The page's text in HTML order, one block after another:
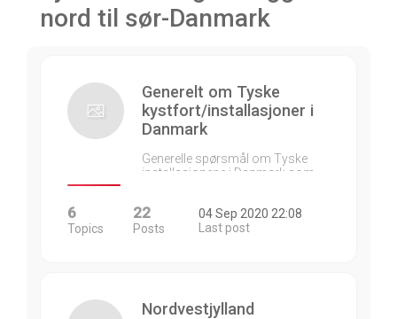
nord til sør-Danmark
Generelt om Tyske
kystfort/installasjoner i
Danmark
Generelle spørsmål om Tyske
installasjonene i Danmark som…
6
Topics
22
Posts
04 Sep 2020 22:08
Last post
Nordvestjylland